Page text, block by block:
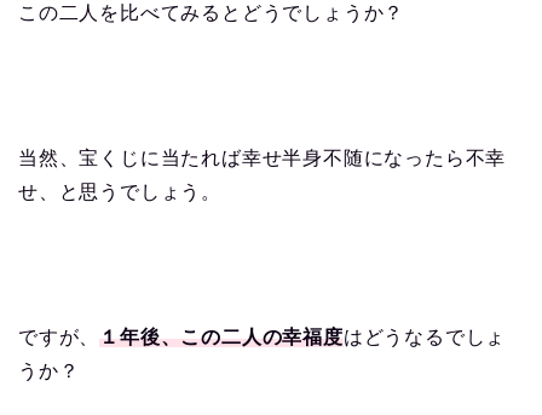
この二人を比べてみるとどうでしょうか？
当然、宝くじに当たれば幸せ半身不随になったら不幸
せ、と思うでしょう。
ですが、１年後、この二人の幸福度はどうなるでしょ
うか？